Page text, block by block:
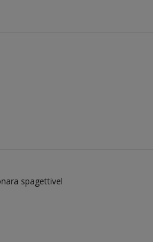
spagettivel